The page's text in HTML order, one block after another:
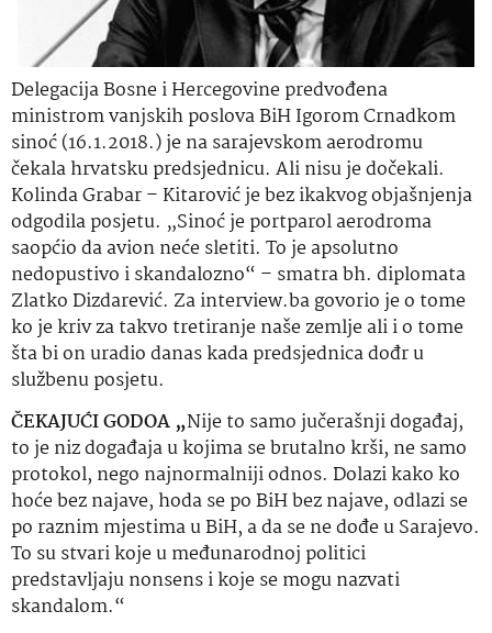
Delegacija Bosne i Hercegovine predvođena
ministrom vanjskih poslova BiH Igorom Crnadkom
sinoć (16.1.2018.) je na sarajevskom aerodromu
čekala hrvatsku predsjednicu. Ali nisu je dočekali.
Kolinda Grabar – Kitarović je bez ikakvog objašnjenja
odgodila posjetu. „Sinoć je portparol aerodroma
saopćio da avion neće sletiti. To je apsolutno
nedopustivo i skandalozno“ – smatra bh. diplomata
Zlatko Dizdarević. Za interview.ba govorio je o tome
ko je kriv za takvo tretiranje naše zemlje ali i o tome
šta bi on uradio danas kada predsjednica dođr u
službenu posjetu.
ČEKAJUĆI GODOA „Nije to samo jučerašnji događaj,
to je niz događaja u kojima se brutalno krši, ne samo
protokol, nego najnormalniji odnos. Dolazi kako ko
hoće bez najave, hoda se po BiH bez najave, odlazi se
po raznim mjestima u BiH, a da se ne dođe u Sarajevo.
To su stvari koje u međunarodnoj politici
predstavljaju nonsens i koje se mogu nazvati
skandalom.“